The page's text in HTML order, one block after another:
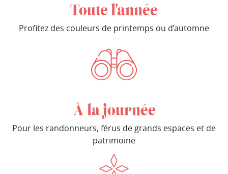
Toute l'année
Profitez des couleurs de printemps ou d’automne
À la journée
Pour les randonneurs, férus de grands espaces et de
patrimoine